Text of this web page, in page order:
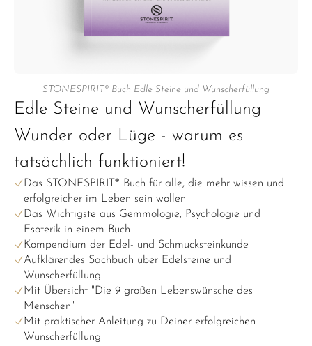
STONESPIRIT® Buch Edle Steine und Wunscherfüllung
Edle Steine und Wunscherfüllung
Wunder oder Lüge - warum es
tatsächlich funktioniert!
Das STONESPIRIT® Buch für alle, die mehr wissen und
erfolgreicher im Leben sein wollen
Das Wichtigste aus Gemmologie, Psychologie und
Esoterik in einem Buch
Kompendium der Edel- und Schmucksteinkunde
Aufklärendes Sachbuch über Edelsteine und
Wunscherfüllung
Mit Übersicht "Die 9 großen Lebenswünsche des
Menschen"
Mit praktischer Anleitung zu Deiner erfolgreichen
Wunscherfüllung